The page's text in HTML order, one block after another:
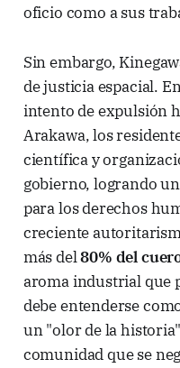
oficio como a sus
Sin embargo,
de justicia espacial.
intento de expulsión
Arakawa, los
científica y
gobierno, logrando
para los derechos
creciente
más del80% del
aroma industrial que
debe entenderse
un "olor de la
comunidad que se